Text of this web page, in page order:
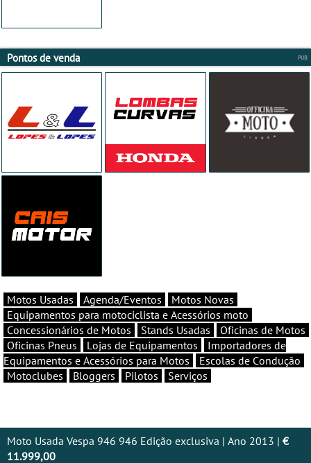
Pontos de venda
Motos Usadas Agenda/Eventos
Motos Novas
Equipamentos para motociclista e Acessórios moto
Concessionários de Motos
Stands Usadas
Oficinas de Motos
Oficinas Pneus
Lojas de Equipamentos
Importadores de
Equipamentos e Acessórios para Motos
Escolas de Condução
Motoclubes
Bloggers Pilotos Serviços
Moto Usada Vespa 946 946 Edição exclusiva | Ano 2013 | €
11.999,00